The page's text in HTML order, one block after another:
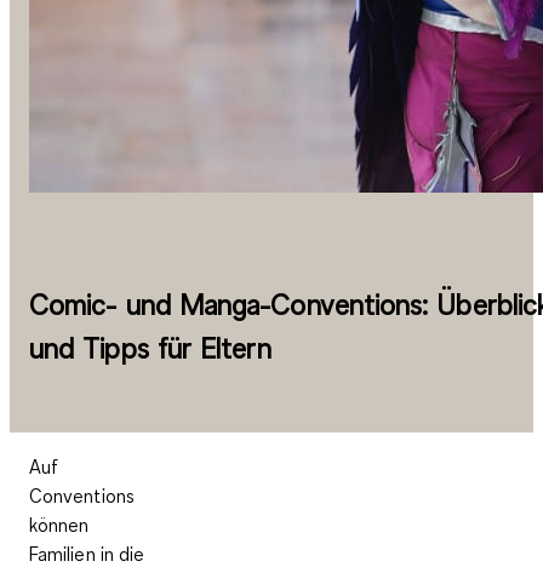
Comic- und Manga-Conventions:
und Tipps für Eltern
Auf
Conventions
können
Familien in die